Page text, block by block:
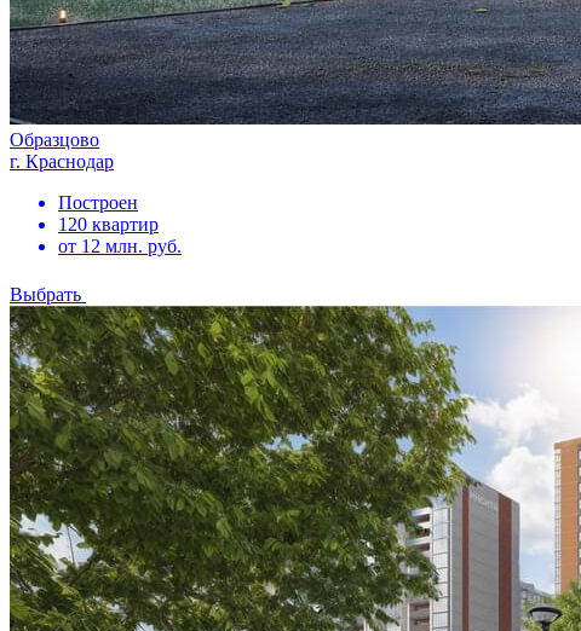
Образцово
г. Краснодар
Построен
120 квартир
от 12 млн. руб.
Выбрать